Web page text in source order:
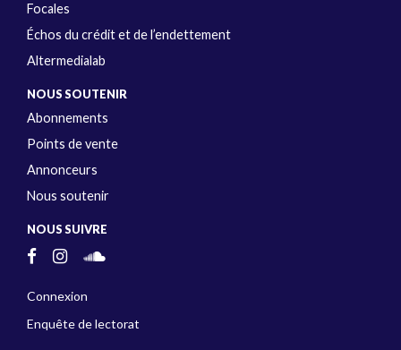
Focales
Échos du crédit et de l’endettement
Altermedialab
NOUS SOUTENIR
Abonnements
Points de vente
Annonceurs
Nous soutenir
NOUS SUIVRE
Connexion
Enquête de lectorat